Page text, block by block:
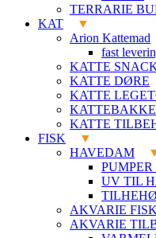
TERRARIE
KAT
Arion Kattemad
fast
KATTE
KATTE DØRE
KATTE
KATTE
FISK
HAVEDAM
UV TIL
AKVARIE
AKVARIE